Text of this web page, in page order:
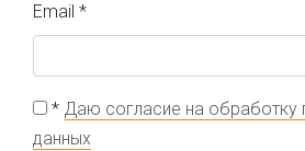
Email *
* Даю согласие на обработку
данных